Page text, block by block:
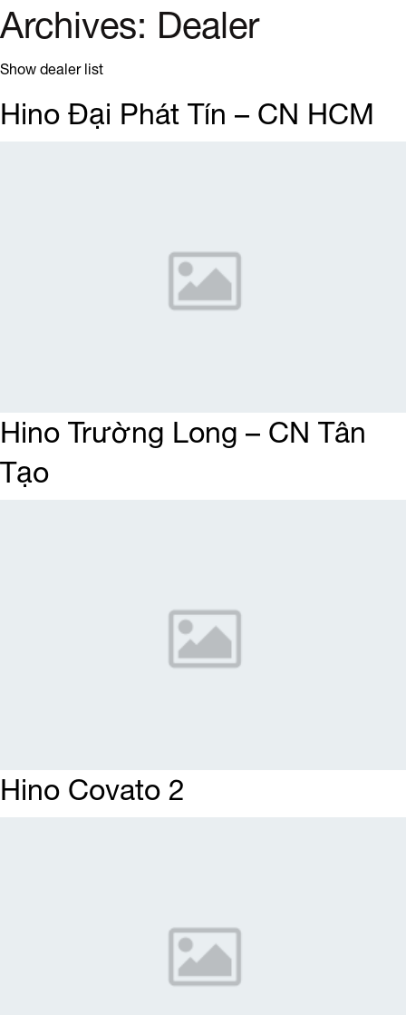
Archives: Dealer
Show dealer list
Hino Đại Phát Tín – CN HCM
Hino Trường Long – CN Tân
Tạo
Hino Covato 2